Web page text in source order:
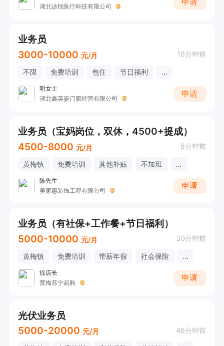
湖北达锐医疗科技有限公司
业务员
3000-10000 元/月 16分钟前
不限 免费培训 包住 节日福利 ...
明女士
湖北鑫英姿门窗经营有限公司
申请
业务员（宝妈岗位，双休，4500+提成）
4500-8000 元/月 8分钟前
黄梅镇 免费培训 其他补贴 不加班 ...
陈先生
美家惠装饰工程有限公司
申请
业务员（有社保+工作餐+节日福利）
5000-10000 元/月 30分钟前
黄梅镇 免费培训 带薪年假 社会保险 ...
徐店长
黄梅苏宁易购
申请
光伏业务员
5000-20000 元/月 46分钟前